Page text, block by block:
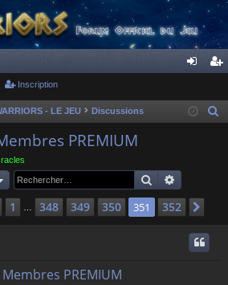
ne cri
Inscription
- LE JEU Discussions
PREMIUM
Rechercher
351 sur352
Précédent
1 348 349 350 351 352
Membres PREMIUM